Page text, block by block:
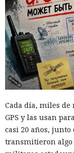
Cada día, miles
GPS y las usan
casi 20 años, junto
transmitieron algo